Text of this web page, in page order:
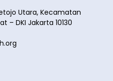
Utara, Kecamatan
– DKI Jakarta 10130